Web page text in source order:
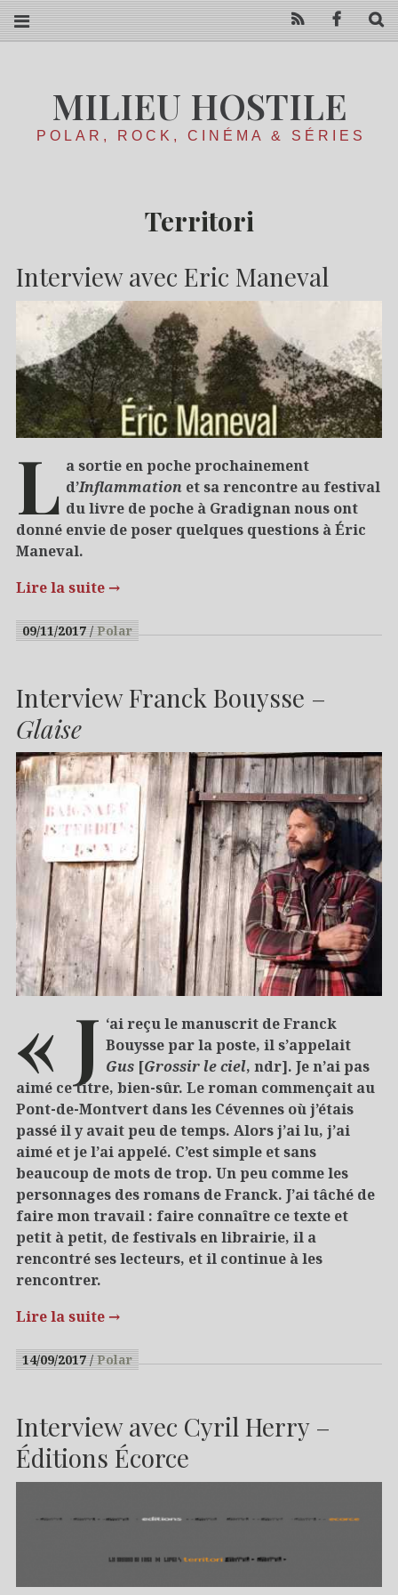
MILIEU HOSTILE
POLAR, ROCK, CINÉMA & SÉRIES
Territori
Interview avec Eric Maneval
L a sortie en poche prochainement
d’Inflammationet sa rencontre au festival
du livre de poche à Gradignan nous ont
donné envie de poser quelques questions à Éric
Maneval.
Lire la suite →
09/11/2017 Polar
Interview Franck Bouysse –
Glaise
« J ‘ai reçu le manuscrit de Franck
Bouysse par la poste, il s’appelait
Gus[Grossir le ciel, ndr]. Je n’ai pas
aimé ce titre, bien-sûr. Le roman commençait au
Pont-de-Montvert dans les Cévennes où j’étais
passé il y avait peu de temps. Alors j’ai lu, j’ai
aimé et je l’ai appelé. C’est simple et sans
beaucoup de mots de trop. Un peu comme les
personnages des romans de Franck. J’ai tâché de
faire mon travail : faire connaître ce texte et
petit à petit, de festivals en librairie, il a
rencontré ses lecteurs, et il continue à les
rencontrer.
Lire la suite →
14/09/2017 Polar
Interview avec Cyril Herry –
Éditions Écorce
RSS